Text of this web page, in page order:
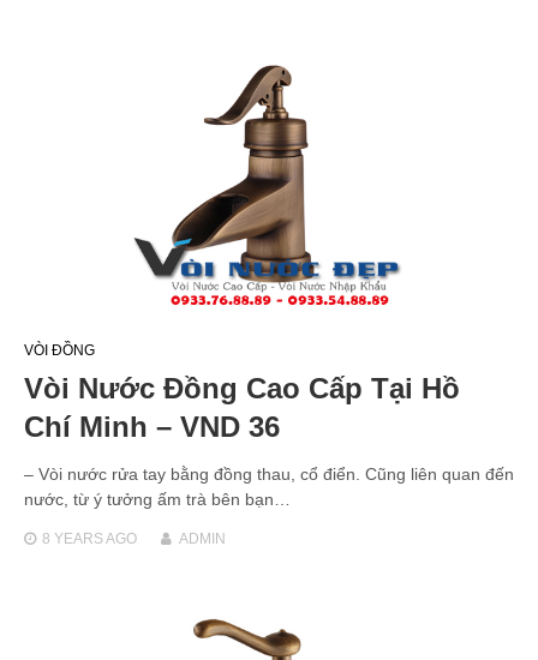
VÒI ĐỒNG
Vòi Nước Đồng Cao Cấp Tại Hồ
Chí Minh – VND 36
– Vòi nước rửa tay bằng đồng thau, cổ điển. Cũng liên quan đến
nước, từ ý tưởng ấm trà bên bạn…
8 YEARSAGO ADMIN